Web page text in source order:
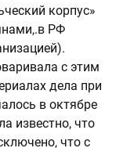
корпус»
РФ
с этим
дела при
в октябре
известно, что
что с